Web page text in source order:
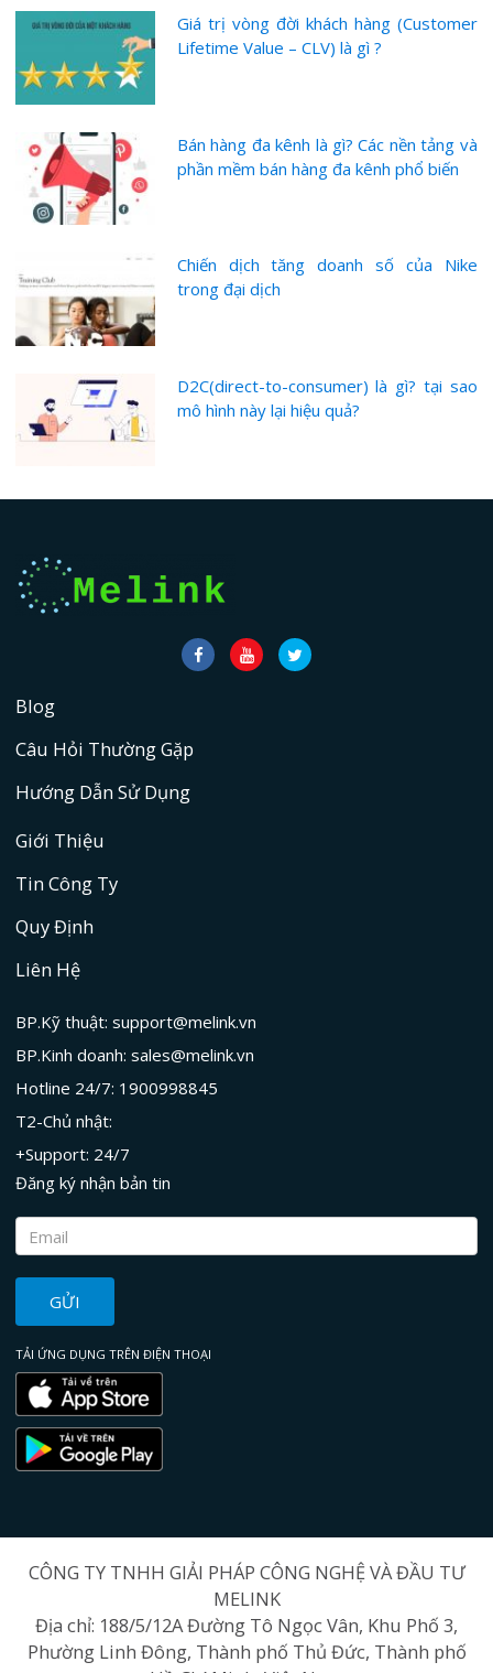
Giá trị vòng đời khách hàng (Customer
Lifetime Value – CLV) là gì ?
Bán hàng đa kênh là gì? Các nền tảng và
phần mềm bán hàng đa kênh phổ biến
Chiến dịch tăng doanh số của Nike
trong đại dịch
D2C(direct-to-consumer) là gì? tại sao
mô hình này lại hiệu quả?
Blog
Câu Hỏi Thường Gặp
Hướng Dẫn Sử Dụng
Giới Thiệu
Tin Công Ty
Quy Định
Liên Hệ
BP.Kỹ thuật: support@melink.vn
BP.Kinh doanh: sales@melink.vn
Hotline 24/7: 1900998845
T2-Chủ nhật:
+Support: 24/7
Đăng ký nhận bản tin
GỬI
TẢI ỨNG DỤNG TRÊN ĐIỆN THOẠI
CÔNG TY TNHH GIẢI PHÁP CÔNG NGHỆ VÀ ĐẦU TƯ
MELINK
Địa chỉ: 188/5/12A Đường Tô Ngọc Vân, Khu Phố 3,
Phường Linh Đông, Thành phố Thủ Đức, Thành phố